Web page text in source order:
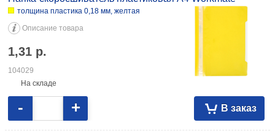
толщина пластика 0,18 мм, желтая
Описание товара
1,31 р.
104029
На складе
В заказ
- +